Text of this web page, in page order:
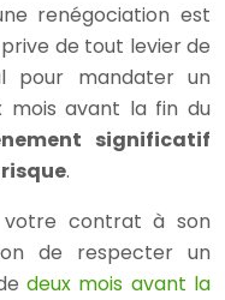
renégociation est
de tout levier de
pour mandater un
mois avant la fin du
significatif
.
votre contrat à son
de respecter un
deux mois avant la